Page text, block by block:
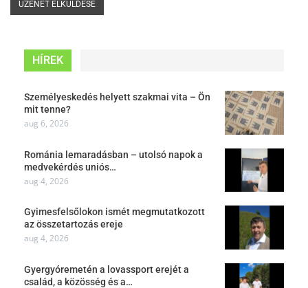
HÍREK
Személyeskedés helyett szakmai vita – Ön
mit tenne?
aug 6, 2026
Románia lemaradásban – utolsó napok a
medvekérdés uniós…
aug 4, 2026
Gyimesfelsőlokon ismét megmutatkozott
az összetartozás ereje
aug 4, 2026
Gyergyóremetén a lovassport erejét a
család, a közösség és a…